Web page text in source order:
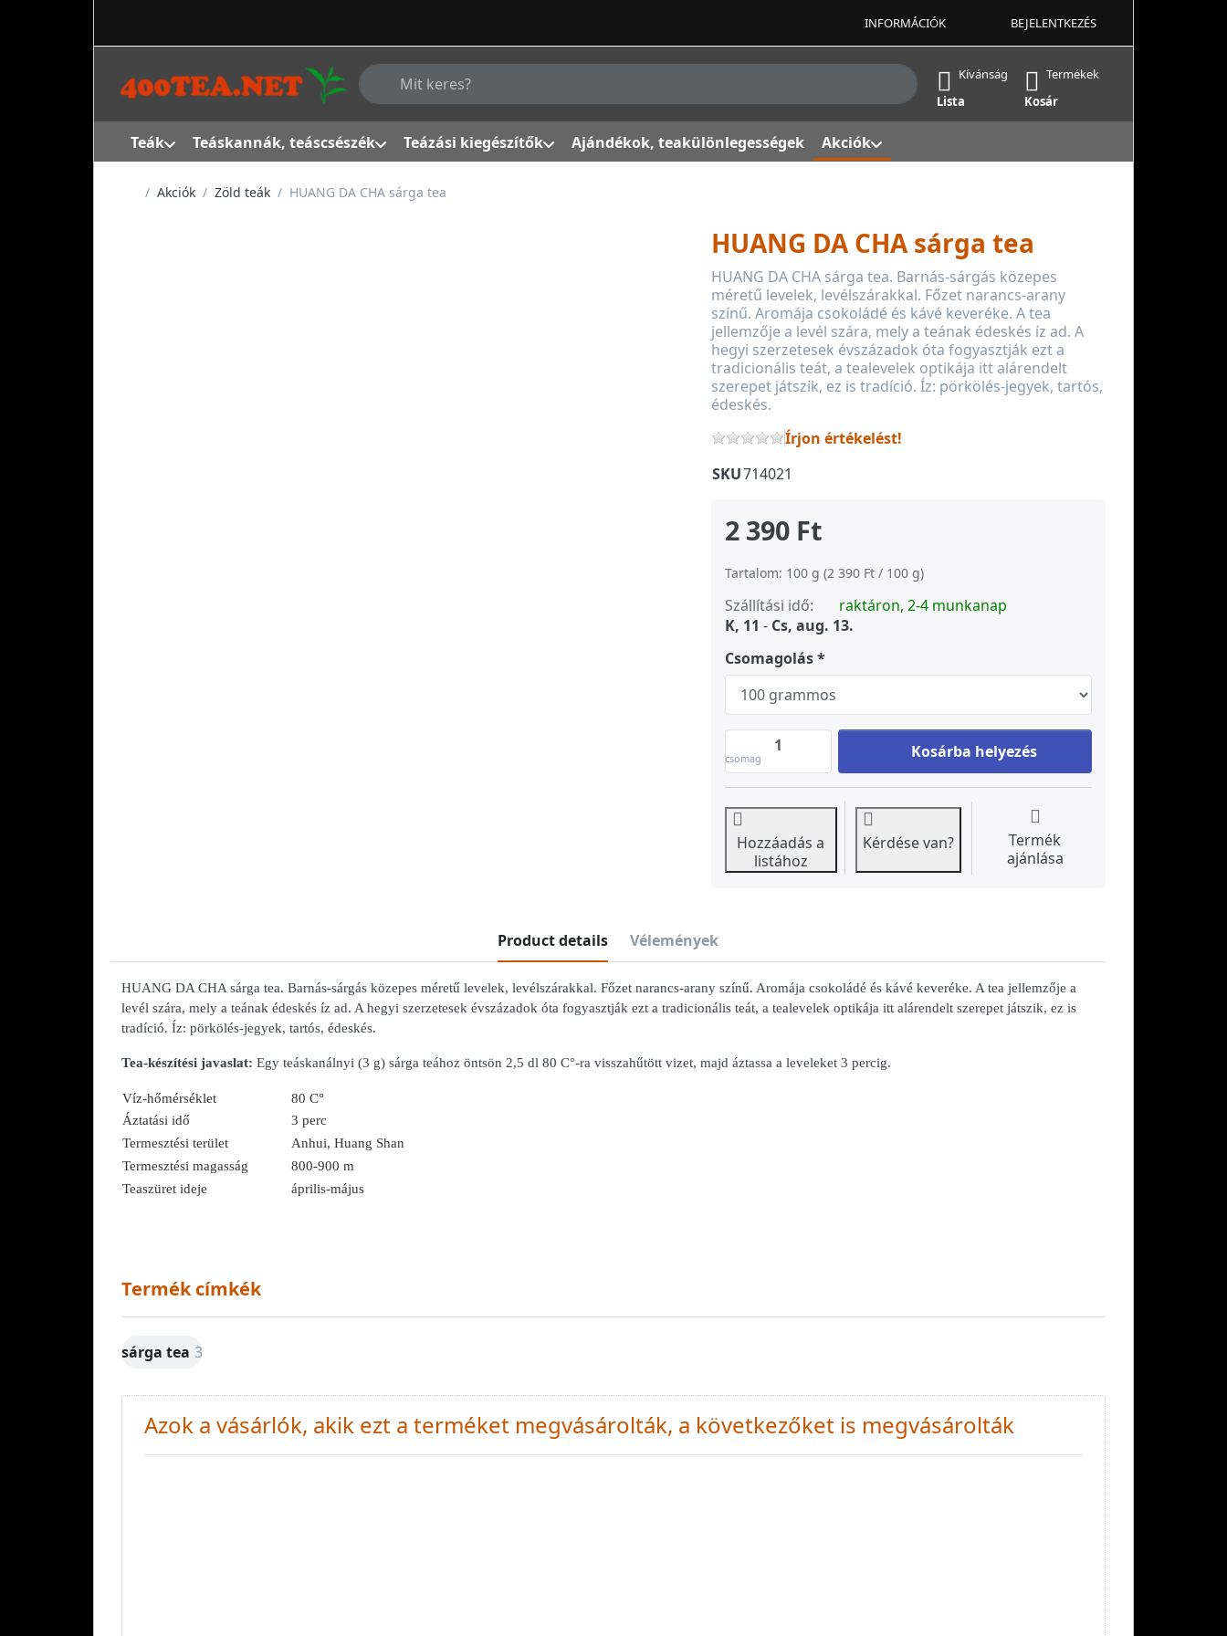
INFORMÁCIÓK BEJELENTKEZÉS
Adja meg a keresőszót. Az első találatok automatikusan megjelennek, amint beírja őket. Nyomja meg az Enter billentyűt az
Kívánság
Lista
Termékek
Kosár
Teák Teáskannák, teáscsészék Teázási kiegészítők Ajándékok, teakülönlegességek Akciók
Kezdőlap
Akciók Zöld teák HUANG DA CHA sárga tea
HUANG DA CHA sárga tea
HUANG DA CHA sárga tea. Barnás-sárgás közepes
méretű levelek, levélszárakkal. Főzet narancs-arany
színű. Aromája csokoládé és kávé keveréke. A tea
jellemzője a levél szára, mely a teának édeskés íz ad. A
hegyi szerzetesek évszázadok óta fogyasztják ezt a
tradicionális teát, a tealevelek optikája itt alárendelt
szerepet játszik, ez is tradíció. Íz: pörkölés-jegyek, tartós,
édeskés.
Írjon értékelést!
SKU714021
2 390 Ft
Tartalom: 100 g (2 390 Ft / 100 g)
Szállítási idő:
raktáron, 2-4 munkanap
K, 11 - Cs, aug. 13.
Csomagolás
csomag
HUANG DA CHA sárga tea at 2 390 Ft, quantity 1.
Kosárba helyezés
Hozzáadás a
listához
Kérdése van?
Termék
ajánlása
Product details Vélemények
HUANG DA CHA sárga tea. Barnás-sárgás közepes méretű levelek, levélszárakkal. Főzet narancs-arany színű. Aromája csokoládé és kávé keveréke. A tea jellemzője a
levél szára, mely a teának édeskés íz ad. A hegyi szerzetesek évszázadok óta fogyasztják ezt a tradicionális teát, a tealevelek optikája itt alárendelt szerepet játszik, ez is
tradíció. Íz: pörkölés-jegyek, tartós, édeskés.
Tea-készítési javaslat: Egy teáskanálnyi (3 g) sárga teához öntsön 2,5 dl 80 C°-ra visszahűtött vizet, majd áztassa a leveleket 3 percig.
Víz-hőmérséklet
80 C°
Áztatási idő
3 perc
Termesztési terület
Anhui, Huang Shan
Termesztési magasság
800-900 m
Teaszüret ideje
április-május
Termék címkék
sárga tea 3
Azok a vásárlók, akik ezt a terméket megvásárolták, a következőket is megvásárolták